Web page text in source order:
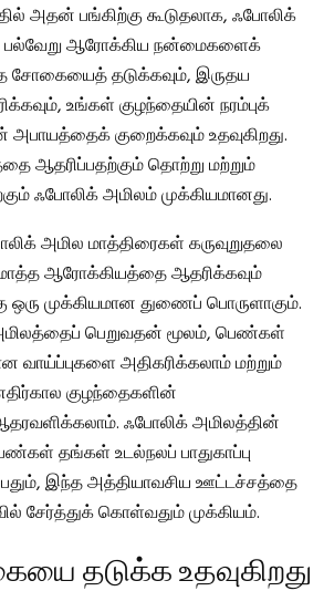
அதன் பங்கிற்கு கூடுதலாக, ஃபோலிக்
பல்வேறு ஆரோக்கிய நன்மைகளைக்
தடுக்கவும், இருதய
உங்கள் குழந்தையின் நரம்புக்
அபாயத்தைக் குறைக்கவும் உதவுகிறது.
ஆதரிப்பதற்கும் தொற்று மற்றும்
ஃபோலிக் அமிலம் முக்கியமானது.
அமில மாத்திரைகள் கருவுறுதலை
ஆரோக்கியத்தை ஆதரிக்கவும்
ஒரு முக்கியமான துணைப் பொருளாகும்.
பெறுவதன் மூலம், பெண்கள்
வாய்ப்புகளை அதிகரிக்கலாம் மற்றும்
குழந்தைகளின்
ஃபோலிக் அமிலத்தின்
தங்கள் உடல்நலப் பாதுகாப்பு
இந்த அத்தியாவசிய ஊட்டச்சத்தை
சேர்த்துக் கொள்வதும் முக்கியம்.
தடுக்க உதவுகிறது